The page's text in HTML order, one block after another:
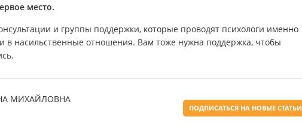
место.
и группы поддержки, которые проводят психологи именно
в насильственные отношения. Вам тоже нужна поддержка, чтобы
МИХАЙЛОВНА
ПОДПИСАТЬСЯ НА НОВЫЕ СТАТЬИ